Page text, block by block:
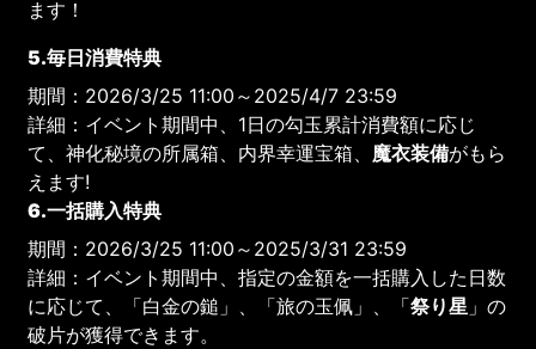
ます！
5.毎日消費特典
期間：2026/3/25 11:00～2025/4/7 23:59
詳細：イベント期間中、1日の勾玉累計消費額に応じ
て、神化秘境の所属箱、内界幸運宝箱、 魔衣装備がもら
えます!
6.一括購入特典
期間：2026/3/25 11:00～2025/3/31 23:59
詳細：イベント期間中、指定の金額を一括購入した日数
に応じて、「白金の鎚」、「旅の玉佩」、「祭り星 」の
破片が獲得できます。